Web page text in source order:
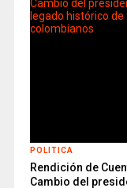
POLITICA
Rendición de
Cambio del